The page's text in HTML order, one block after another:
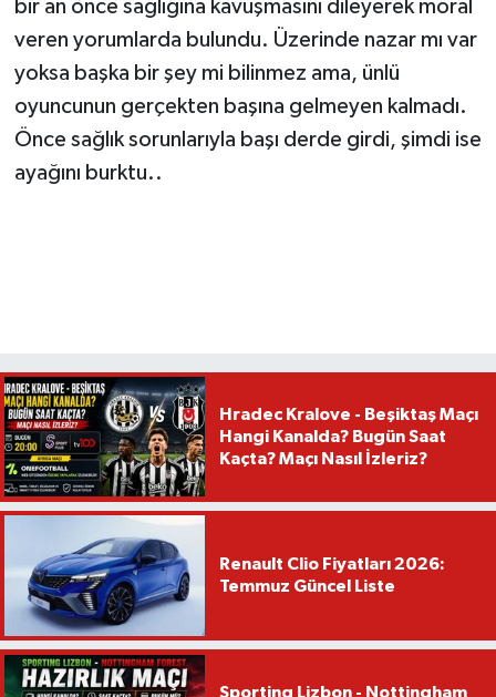
bir an önce sağlığına kavuşmasını dileyerek moral
veren yorumlarda bulundu. Üzerinde nazar mı var
yoksa başka bir şey mi bilinmez ama, ünlü
oyuncunun gerçekten başına gelmeyen kalmadı.
Önce sağlık sorunlarıyla başı derde girdi, şimdi ise
ayağını burktu..
Hradec Kralove - Beşiktaş Maçı
Hangi Kanalda? Bugün Saat
Kaçta? Maçı Nasıl İzleriz?
Renault Clio Fiyatları 2026:
Temmuz Güncel Liste
Sporting Lizbon - Nottingham